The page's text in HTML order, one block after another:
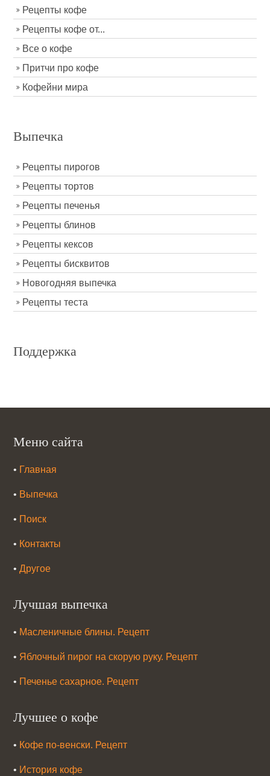
Рецепты кофе
Рецепты кофе от...
Все о кофе
Притчи про кофе
Кофейни мира
Выпечка
Рецепты пирогов
Рецепты тортов
Рецепты печенья
Рецепты блинов
Рецепты кексов
Рецепты бисквитов
Новогодняя выпечка
Рецепты теста
Поддержка
Меню сайта
• Главная
• Выпечка
• Поиск
• Контакты
•Другое
Лучшая выпечка
• Масленичные блины. Рецепт
• Яблочный пирог на скорую руку. Рецепт
• Печенье сахарное. Рецепт
Лучшее о кофе
• Кофе по-венски. Рецепт
• История кофе